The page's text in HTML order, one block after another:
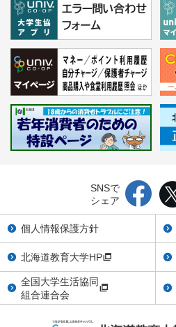
SNSで
シェア
個人情報保護方針
北海道教育大学HP
全国大学生活協同
組合連合会